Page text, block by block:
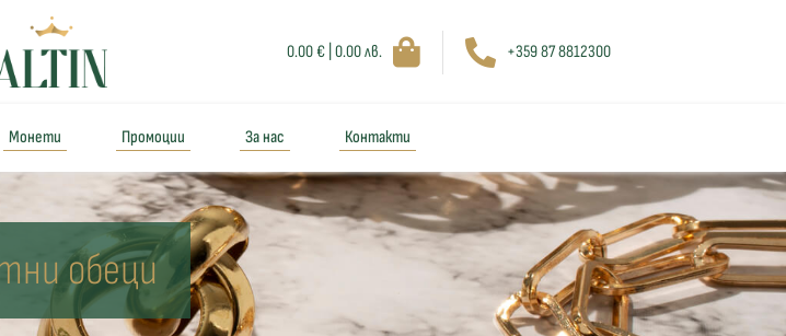
0.00 € | 0.00 лв. +359 87 8812300
Монети Промоции За нас Контакти
обеци